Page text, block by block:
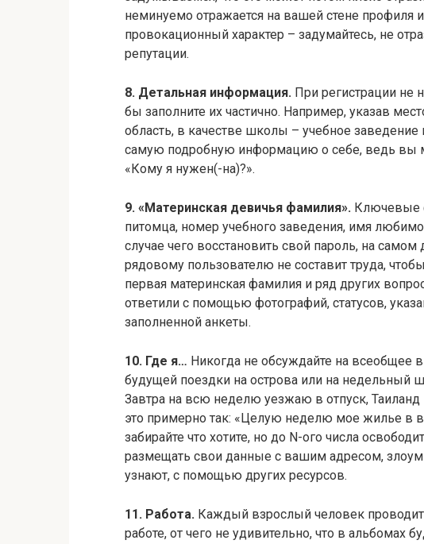
неминуемо отражается на вашей стене профиля
провокационный характер – задумайтесь, не
репутации.
8. Детальная информация. При регистрации не
бы заполните их частично. Например, указав
область, в качестве школы – учебное
самую подробную информацию о себе, ведь вы
«Кому я нужен(-на)?».
9. «Материнская девичья фамилия». Ключевые
питомца, номер учебного заведения, имя
случае чего восстановить свой пароль, на
рядовому пользователю не составит труда,
первая материнская фамилия и ряд других
ответили с помощью фотографий, статусов,
заполненной анкеты.
10. Где я… Никогда не обсуждайте на всеобщее
будущей поездки на острова или на недельный
Завтра на всю неделю уезжаю в отпуск,
это примерно так: «Целую неделю мое жилье в
забирайте что хотите, но до N-ого числа
размещать свои данные с вашим адресом,
узнают, с помощью других ресурсов.
11. Работа. Каждый взрослый человек
работе, от чего не удивительно, что в альбомах